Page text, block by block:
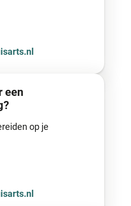
een
op je